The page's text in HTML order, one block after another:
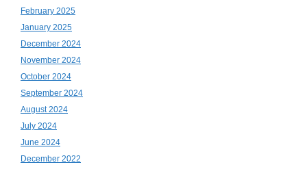
February 2025
January 2025
December 2024
November 2024
October 2024
September 2024
August 2024
July 2024
June 2024
December 2022